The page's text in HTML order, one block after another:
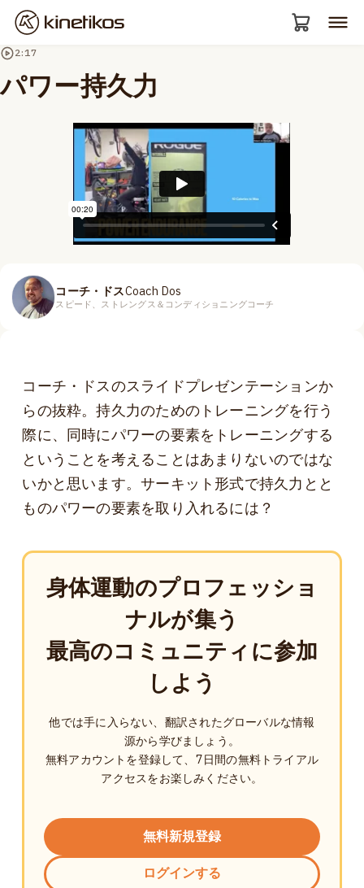
2:17
パワー持久力
コーチ・ドスCoach Dos
スピード、ストレングス＆コンディショニングコーチ
コーチ・ドスのスライドプレゼンテーションか
らの抜粋。持久力のためのトレーニングを行う
際に、同時にパワーの要素をトレーニングする
ということを考えることはあまりないのではな
いかと思います。サーキット形式で持久力とと
ものパワーの要素を取り入れるには？
身体運動のプロフェッショ
ナルが集う
最高のコミュニティに参加
しよう
他では手に入らない、翻訳されたグローバルな情報
源から学びましょう。
無料アカウントを登録して、7日間の無料トライアル
アクセスをお楽しみください。
無料新規登録
ログインする